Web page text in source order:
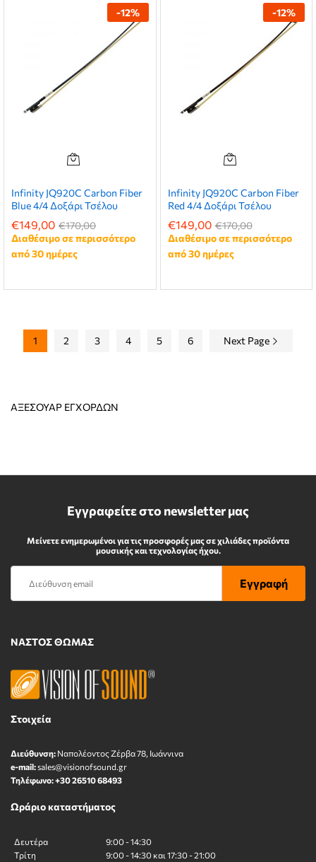
-12%
Infinity JQ920C Carbon Fiber
Blue 4/4 Δοξάρι Τσέλου
€149,00 €170,00
Διαθέσιμο σε περισσότερο
από 30 ημέρες
-12%
Infinity JQ920C Carbon Fiber
Red 4/4 Δοξάρι Τσέλου
€149,00 €170,00
Διαθέσιμο σε περισσότερο
από 30 ημέρες
1 2 3 4 5 6 Next Page
ΑΞΕΣΟΥΑΡ ΕΓΧΟΡΔΩΝ
Εγγραφείτε στο newsletter μας
Μείνετε ενημερωμένοι για τις προσφορές μας σε χιλιάδες προϊόντα
μουσικής και τεχνολογίας ήχου.
ΝΑΣΤΟΣ ΘΩΜΑΣ
Στοιχεία
Διεύθυνση: Ναπολέοντος Zέρβα 78, Ιωάννινα
e-mail:sales@visionofsound.gr
Τηλέφωνο:+30 26510 68493
Ωράριο καταστήματος
Δευτέρα
9:00 - 14:30
Τρίτη
9:00 - 14:30 και 17:30 - 21:00